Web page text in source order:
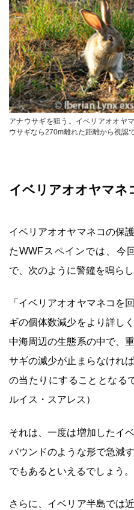
アナウサギを狙う。イベリアオオヤ
ウサギなら270m離れた距離から視認で
イベリアオオヤマネ
イベリアオオヤマネコの保
たWWFスペインでは、今
で、次のように警鐘を鳴らし
「イベリアオオヤマネコを
ギの個体数減少をより詳し
中海周辺の生態系の中で、
サギの減少が止まらなけれ
の当たりにすることとなる
ルイス・スアレス）
それは、一度は増加したイ
バウンドのような形で急減
でもあるといえるでしょう。
さらに、イベリア半島では